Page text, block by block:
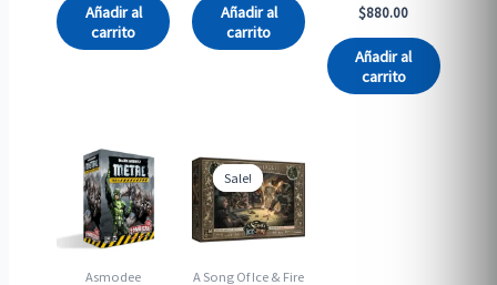
Añadir al
carrito
Añadir al
carrito
$880.00
Añadir al
carrito
Asmodee
Sale!
Sale!
A Song Of Ice & Fire